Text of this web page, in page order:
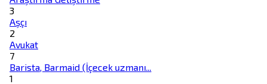
3
Aşçı
2
Avukat
7
Barista, Barmaid (İçecek uzmanı...
1